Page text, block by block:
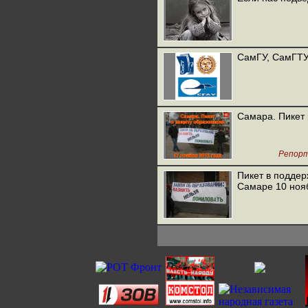
СамГУ,
Самара. Пикет
Пикет в
Самаре 10